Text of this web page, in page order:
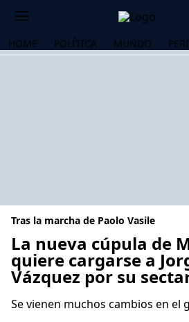
HOME POLÍTICA MUNDO
Tras la marcha de Paolo Vasile
La nueva cúpula de
quiere cargarse a
Vázquez por su
Se vienen muchos cambios en el